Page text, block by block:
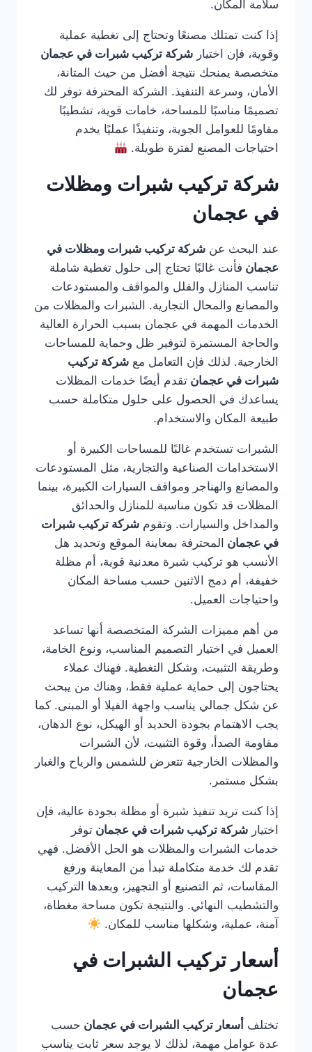
سلامة المكان.
إذا كنت تمتلك مصنعًا وتحتاج إلى تغطية عملية
وقوية، فإن اختيار شركة تركيب شبرات في عجمان
متخصصة يمنحك نتيجة أفضل من حيث المتانة،
الأمان، وسرعة التنفيذ. الشركة المحترفة توفر لك
تصميمًا مناسبًا للمساحة، خامات قوية، تشطيبًا
مقاومًا للعوامل الجوية، وتنفيذًا عمليًا يخدم
احتياجات المصنع لفترة طويلة.
شركة تركيب شبرات ومظلات
في عجمان
عند البحث عن شركة تركيب شبرات ومظلات في
عجمان فأنت غالبًا تحتاج إلى حلول تغطية شاملة
تناسب المنازل والفلل والمواقف والمستودعات
والمصانع والمحال التجارية. الشبرات والمظلات من
الخدمات المهمة في عجمان بسبب الحرارة العالية
والحاجة المستمرة لتوفير ظل وحماية للمساحات
الخارجية. لذلك فإن التعامل مع شركة تركيب
شبرات في عجمان تقدم أيضًا خدمات المظلات
يساعدك في الحصول على حلول متكاملة حسب
طبيعة المكان والاستخدام.
الشبرات تستخدم غالبًا للمساحات الكبيرة أو
الاستخدامات الصناعية والتجارية، مثل المستودعات
والمصانع والهناجر ومواقف السيارات الكبيرة، بينما
المظلات قد تكون مناسبة للمنازل والحدائق
والمداخل والسيارات. وتقوم شركة تركيب شبرات
في عجمان المحترفة بمعاينة الموقع وتحديد هل
الأنسب هو تركيب شبرة معدنية قوية، أم مظلة
خفيفة، أم دمج الاثنين حسب مساحة المكان
واحتياجات العميل.
من أهم مميزات الشركة المتخصصة أنها تساعد
العميل في اختيار التصميم المناسب، ونوع الخامة،
وطريقة التثبيت، وشكل التغطية. فهناك عملاء
يحتاجون إلى حماية عملية فقط، وهناك من يبحث
عن شكل جمالي يناسب واجهة الفيلا أو المبنى. كما
يجب الاهتمام بجودة الحديد أو الهيكل، نوع الدهان،
مقاومة الصدأ، وقوة التثبيت، لأن الشبرات
والمظلات الخارجية تتعرض للشمس والرياح والغبار
بشكل مستمر.
إذا كنت تريد تنفيذ شبرة أو مظلة بجودة عالية، فإن
اختيار شركة تركيب شبرات في عجمان توفر
خدمات الشبرات والمظلات هو الحل الأفضل. فهي
تقدم لك خدمة متكاملة تبدأ من المعاينة ورفع
المقاسات، ثم التصنيع أو التجهيز، وبعدها التركيب
والتشطيب النهائي. والنتيجة تكون مساحة مغطاة،
آمنة، عملية، وشكلها مناسب للمكان.
أسعار تركيب الشبرات في
عجمان
تختلف أسعار تركيب الشبرات في عجمان حسب
عدة عوامل مهمة، لذلك لا يوجد سعر ثابت يناسب